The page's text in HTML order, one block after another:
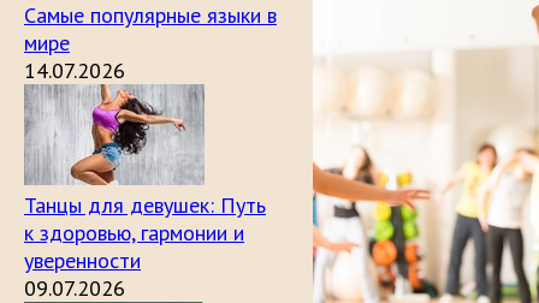
Самые популярные языки в
мире
14.07.2026
Танцы для девушек: Путь
к здоровью, гармонии и
уверенности
09.07.2026